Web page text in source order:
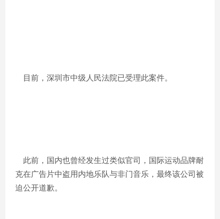
目前，深圳市中级人民法院已受理此案件。
此前，国内也曾经发生过类似官司，国际运动品牌耐
克在广告片中盗用内地乐队与非门音乐，最终该公司被
迫公开道歉。